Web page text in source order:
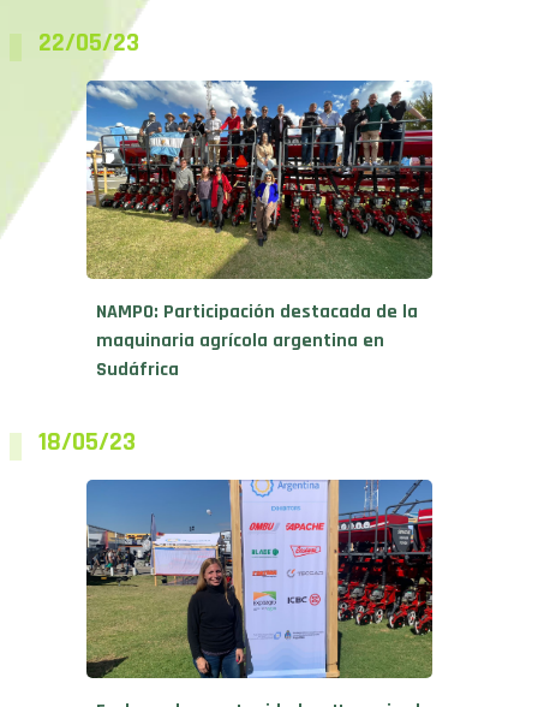
22/05/23
NAMPO: Participación destacada de la
maquinaria agrícola argentina en
Sudáfrica
18/05/23